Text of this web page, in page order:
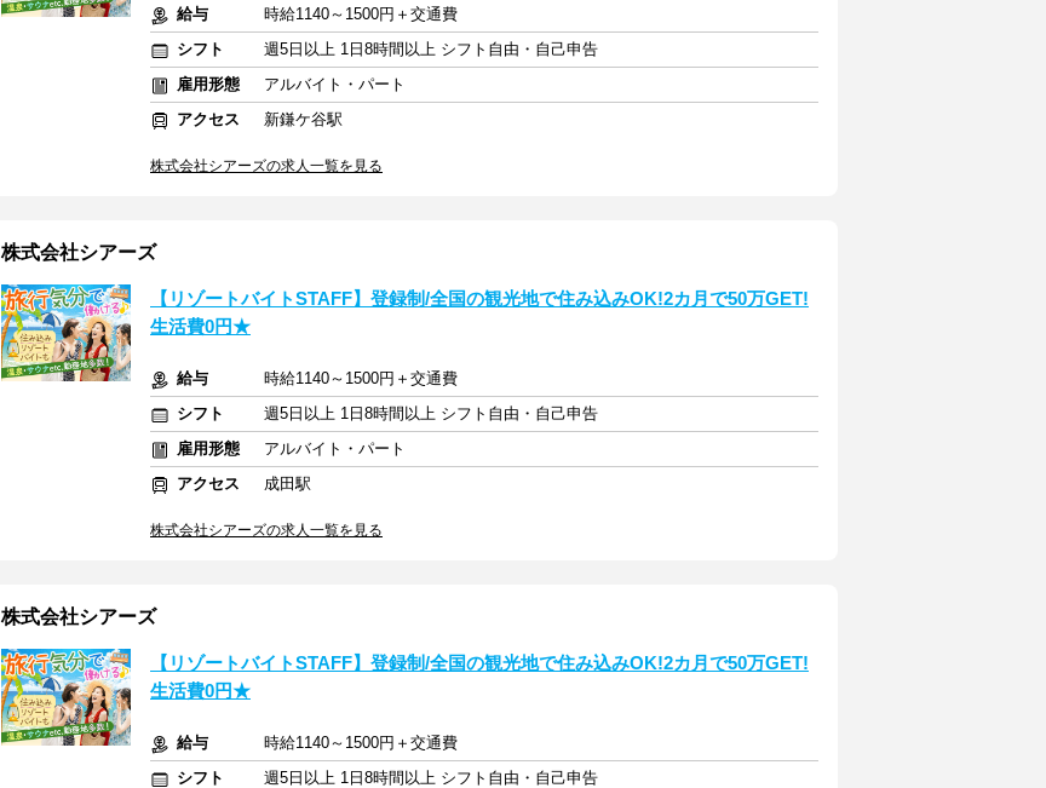
給与
時給1140～1500円＋交通費
シフト
週5日以上 1日8時間以上 シフト自由・自己申告
雇用形態
アルバイト・パート
アクセス
新鎌ケ谷駅
株式会社シアーズの求人一覧を見る
株式会社シアーズ
【リゾートバイトSTAFF】登録制/全国の観光地で住み込みOK!2カ月で50万GET!
生活費0円★
給与
時給1140～1500円＋交通費
シフト
週5日以上 1日8時間以上 シフト自由・自己申告
雇用形態
アルバイト・パート
アクセス
成田駅
株式会社シアーズの求人一覧を見る
株式会社シアーズ
【リゾートバイトSTAFF】登録制/全国の観光地で住み込みOK!2カ月で50万GET!
生活費0円★
給与
時給1140～1500円＋交通費
シフト
週5日以上 1日8時間以上 シフト自由・自己申告